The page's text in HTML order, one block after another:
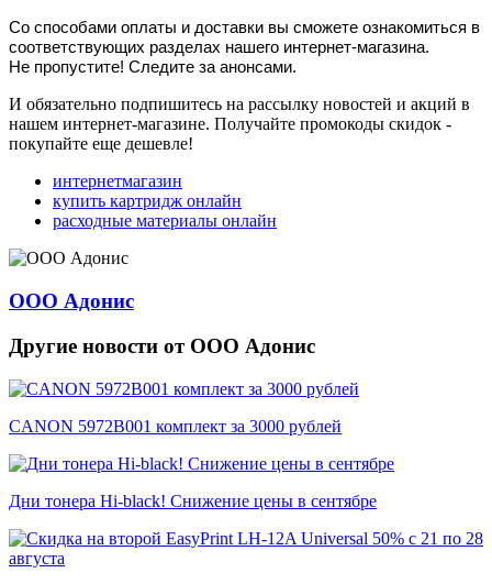
Со способами оплаты и доставки вы сможете ознакомиться в
соответствующих разделах нашего интернет-магазина.
Не пропустите! Следите за анонсами.
И обязательно подпишитесь на рассылку новостей и акций в
нашем интернет-магазине. Получайте промокоды скидок -
покупайте еще дешевле!
интернетмагазин
купить картридж онлайн
расходные материалы онлайн
ООО Адонис
Другие новости от ООО Адонис
CANON 5972B001 комплект за 3000 рублей
Дни тонера Hi-black! Снижение цены в сентябре